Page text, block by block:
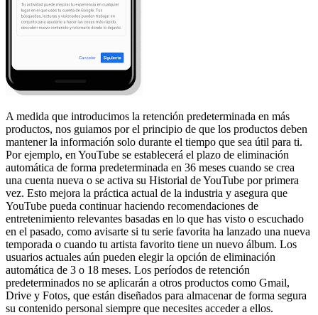
A medida que introducimos la retención predeterminada en más
productos, nos guiamos por el principio de que los productos deben
mantener la información solo durante el tiempo que sea útil para ti.
Por ejemplo, en YouTube se establecerá el plazo de eliminación
automática de forma predeterminada en 36 meses cuando se crea
una cuenta nueva o se activa su Historial de YouTube por primera
vez. Esto mejora la práctica actual de la industria y asegura que
YouTube pueda continuar haciendo recomendaciones de
entretenimiento relevantes basadas en lo que has visto o escuchado
en el pasado, como avisarte si tu serie favorita ha lanzado una nueva
temporada o cuando tu artista favorito tiene un nuevo álbum. Los
usuarios actuales aún pueden elegir la opción de eliminación
automática de 3 o 18 meses. Los períodos de retención
predeterminados no se aplicarán a otros productos como Gmail,
Drive y Fotos, que están diseñados para almacenar de forma segura
su contenido personal siempre que necesites acceder a ellos.